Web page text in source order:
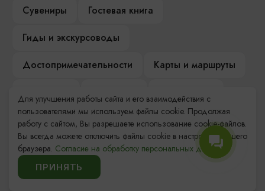
Сувениры
Гостевая книга
Гиды и экскурсоводы
Достопримечательности
Карты и маршруты
Компас Балтийской кухни
Настоящий Калининградец
Музеи
Для улучшения работы сайта и его взаимодействия с
пользователями мы используем файлы cookie. Продолжая
работу с сайтом, Вы разрешаете использование cookie-файлов.
Вы всегда можете отключить файлы cookie в настройках Вашего
браузера. Согласие на обработку персональных данных.
ПРИНЯТЬ